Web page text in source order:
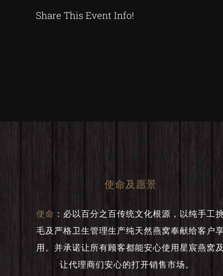
Share This Event Info!
使命及愿景
使命 ： 必以百分之百传统文化根源，以纯手工
毛及严格卫生管理生产纯天然燕窝奉献给客户
用。并承诺让所有顾客都能安心使用星宸燕窝
让代理商们安心的打开销售市场。